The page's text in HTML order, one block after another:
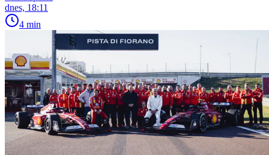
dnes, 18:11
4 min